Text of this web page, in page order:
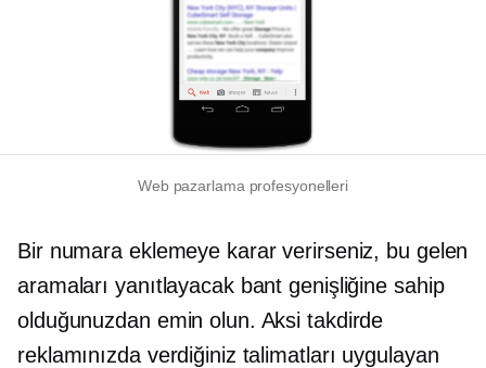
Web pazarlama profesyonelleri
Bir numara eklemeye karar verirseniz, bu gelen
aramaları yanıtlayacak bant genişliğine sahip
olduğunuzdan emin olun. Aksi takdirde
reklamınızda verdiğiniz talimatları uygulayan